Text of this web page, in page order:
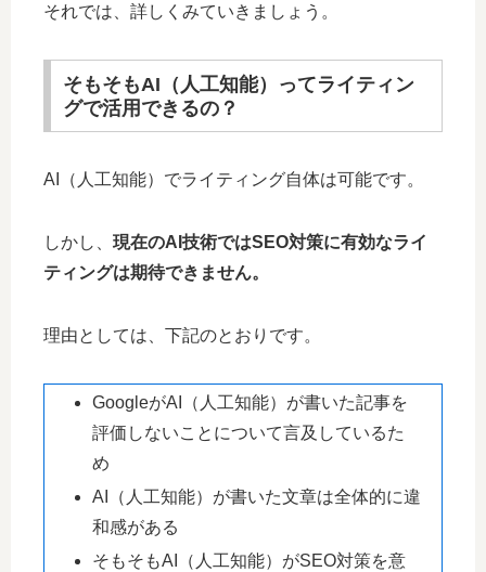
それでは、詳しくみていきましょう。
そもそもAI（人工知能）ってライティン
グで活用できるの？
AI（人工知能）でライティング自体は可能です。
しかし、 現在のAI技術ではSEO対策に有効なライ
ティングは期待できません。
理由としては、下記のとおりです。
GoogleがAI（人工知能）が書いた記事を
評価しないことについて言及しているた
め
AI（人工知能）が書いた文章は全体的に違
和感がある
そもそもAI（人工知能）がSEO対策を意